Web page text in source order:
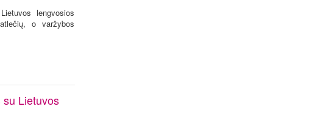
lengvosios
o varžybos
Lietuvos